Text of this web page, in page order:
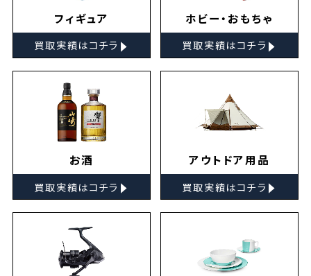
フィギュア
買取実績はコチラ ▸
ホビー・おもちゃ
買取実績はコチラ ▸
お酒
買取実績はコチラ ▸
アウトドア用品
買取実績はコチラ ▸